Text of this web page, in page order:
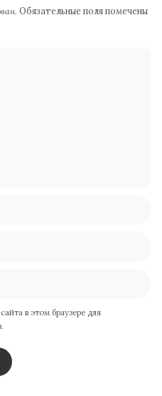
Обязательные поля помечены
в этом браузере для